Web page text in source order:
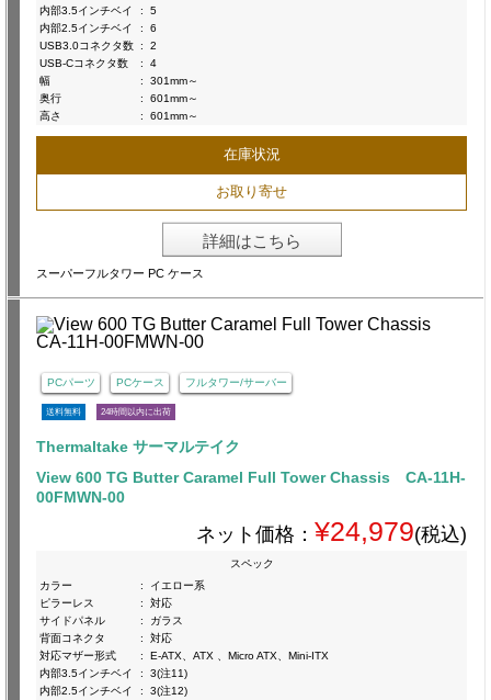
内部3.5インチベイ
:
5
内部2.5インチベイ
:
6
USB3.0コネクタ数 :
2
USB-Cコネクタ数
:
4
幅
:
301mm～
奥行
:
601mm～
高さ
: 601mm～
在庫状況
お取り寄せ
詳細はこちら
スーパーフルタワー PC ケース
PCパーツ PCケース フルタワー/サーバー
送料無料 24時間以内に出荷
Thermaltake サーマルテイク
View 600 TG Butter Caramel Full Tower Chassis CA-11H-
00FMWN-00
ネット価格： ¥24,979(税込)
スペック
カラー
:
イエロー系
ピラーレス
:
対応
サイドパネル
:
ガラス
背面コネクタ
:
対応
対応マザー形式
:
E-ATX、ATX 、Micro ATX、Mini-ITX
内部3.5インチベイ
:
3(注11)
内部2.5インチベイ
:
3(注12)